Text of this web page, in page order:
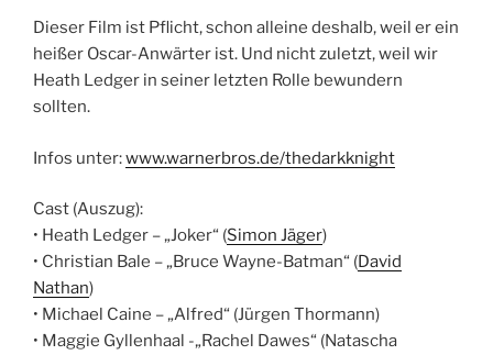
Dieser Film ist Pflicht, schon alleine deshalb, weil er ein
heißer Oscar-Anwärter ist. Und nicht zuletzt, weil wir
Heath Ledger in seiner letzten Rolle bewundern
sollten.
Infos unter:www.warnerbros.de/thedarkknight
Cast (Auszug):
• Heath Ledger – „Joker“ (Simon Jäger)
• Christian Bale – „Bruce Wayne-Batman“ (David
Nathan)
• Michael Caine – „Alfred“ (Jürgen Thormann)
• Maggie Gyllenhaal -„Rachel Dawes“ (Natascha